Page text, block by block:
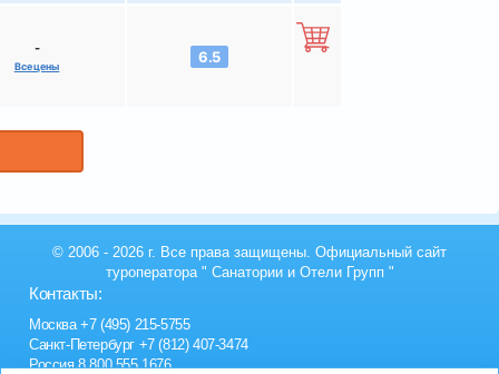
-
Все цены
6.5
© 2006 - 2026 г. Все права защищены. Официальный сайт
туроператора " Санатории и Отели Групп "
Контакты:
Москва+7 (495) 215-5755
Санкт-Петербург +7 (812) 407-3474
Россия8 800 555 1676